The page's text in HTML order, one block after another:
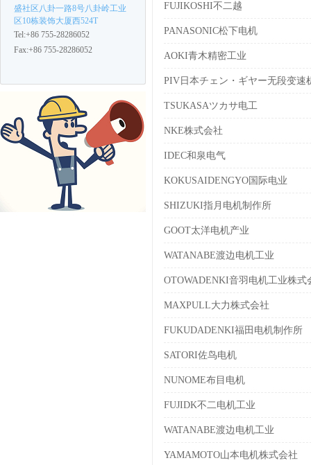
盛社区八卦一路8号八卦岭工业
区10栋装饰大厦西524T
Tel:+86 755-28286052
Fax:+86 755-28286052
FUJIKOSHI不二越
PANASONIC松下电机
AOKI青木精密工业
PIV日本チェン・ギヤー无段变速
TSUKASAツカサ电工
NKE株式会社
IDEC和泉电气
KOKUSAIDENGYO国际电业
SHIZUKI指月电机制作所
GOOT太洋电机产业
WATANABE渡边电机工业
OTOWADENKI音羽电机工业株式
MAXPULL大力株式会社
FUKUDADENKI福田电机制作所
SATORI佐鸟电机
NUNOME布目电机
FUJIDK不二电机工业
WATANABE渡边电机工业
YAMAMOTO山本电机株式会社